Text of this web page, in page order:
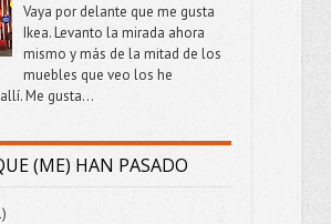
Vaya por delante que me gusta
Ikea. Levanto la mirada ahora
mismo y más de la mitad de los
muebles que veo los he
Me gusta...
(ME) HAN PASADO